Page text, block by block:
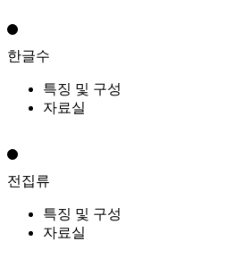
한글수
특징 및 구성
자료실
전집류
특징 및 구성
자료실